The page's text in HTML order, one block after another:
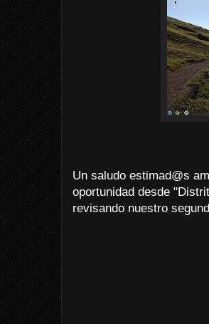
Un saludo estimad@s
oportunidad desde
revisando nuestro